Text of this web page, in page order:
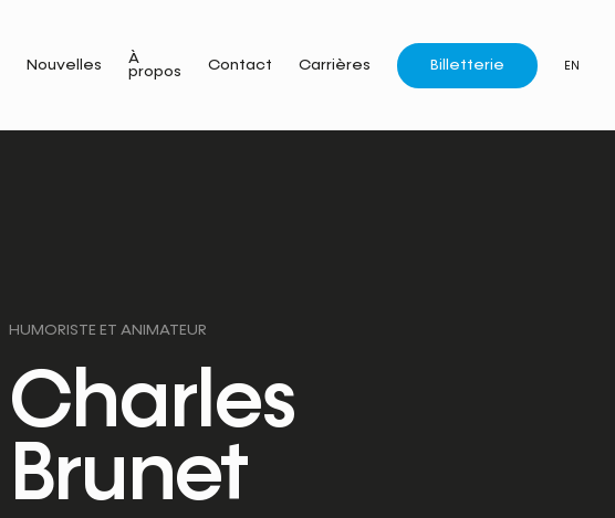
Nouvelles
À
propos
Contact Carrières Billetterie EN
HUMORISTE ET ANIMATEUR
Charles
Brunet